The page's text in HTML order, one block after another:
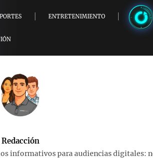
ENTRETENIMIENTO
Redacción
informativos para audiencias digitales: